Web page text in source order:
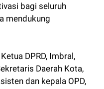
bagi seluruh
mendukung
DPRD, Imbral,
Daerah Kota,
dan kepala OPD,